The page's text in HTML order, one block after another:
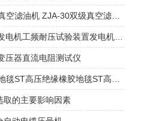
ZJA-50双级真空滤油机 ZJA-30双级真空滤油机
TPXZB系列发电机工频耐压试验装置发电机交流耐压谐振装置
压器直流电阻测试仪
取的主要影响因素